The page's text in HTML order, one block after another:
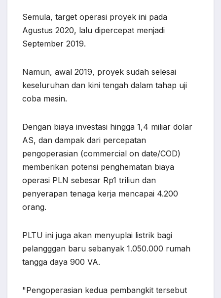
Semula, target operasi proyek ini pada
Agustus 2020, lalu dipercepat menjadi
September 2019.
Namun, awal 2019, proyek sudah selesai
keseluruhan dan kini tengah dalam tahap uji
coba mesin.
Dengan biaya investasi hingga 1,4 miliar dolar
AS, dan dampak dari percepatan
pengoperasian (commercial on date/COD)
memberikan potensi penghematan biaya
operasi PLN sebesar Rp1 triliun dan
penyerapan tenaga kerja mencapai 4.200
orang.
PLTU ini juga akan menyuplai listrik bagi
pelangggan baru sebanyak 1.050.000 rumah
tangga daya 900 VA.
"Pengoperasian kedua pembangkit tersebut